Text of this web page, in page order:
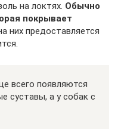
на локтях. Обычно
покрывает
них предоставляется
всего появляются
суставы, а у собак с